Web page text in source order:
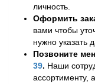
личность.
Оформить
вами чтобы
нужно указать
Позвоните
39. Наши
ассортименту,